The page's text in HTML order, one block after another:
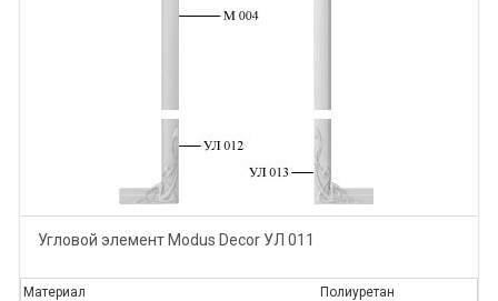
Угловой элемент Modus Decor УЛ 011
Материал
Полиуретан